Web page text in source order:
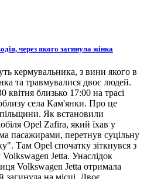
через якого загинула жінка
кермувальника, з вини якого в
та травмувалися двоє людей.
квітня близько 17:00 на трасі
села Кам'янки. Про це
Як встановили
Opel Zafira, який їхав у
пасажирами, перетнув суцільну
Там Opel спочатку зіткнувся з
Volkswagen Jetta. Унаслідок
Volkswagen Jetta отримала